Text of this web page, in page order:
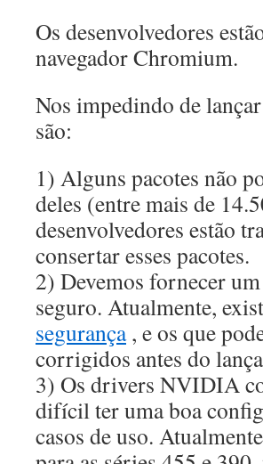
Os desenvolvedores
navegador Chromium.
Nos impedindo de
são:
1) Alguns pacotes não
deles (entre mais de
desenvolvedores estão
consertar esses pacotes.
2) Devemos fornecer
seguro. Atualmente,
segurança, e os que
corrigidos antes do
3) Os drivers NVIDIA
difícil ter uma boa
casos de uso.